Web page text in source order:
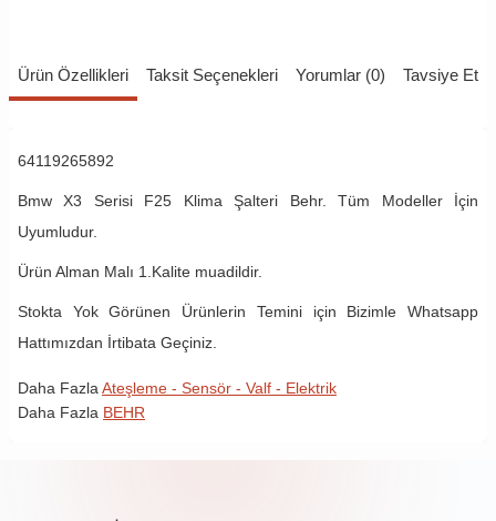
Ürün Özellikleri Taksit Seçenekleri Yorumlar (0) Tavsiye Et
64119265892
Bmw X3 Serisi F25 Klima Şalteri Behr. Tüm Modeller İçin
Uyumludur.
Ürün Alman Malı 1.Kalite muadildir.
Stokta Yok Görünen Ürünlerin Temini için Bizimle Whatsapp
Hattımızdan İrtibata Geçiniz.
Daha Fazla Ateşleme - Sensör - Valf - Elektrik
Daha Fazla BEHR